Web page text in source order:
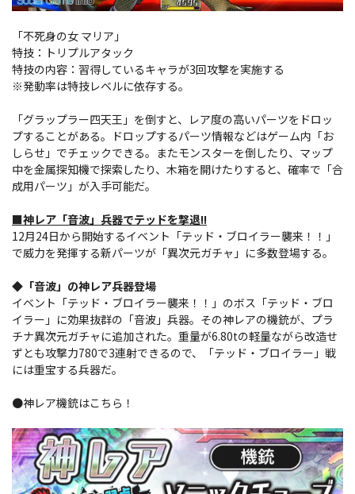
「不死身の女 マリア」
特技：トリプルアタック
特技の内容：習得しているキャラが3回攻撃を実施する
※発動率は特技レベルに依存する。
「グラップラー四天王」を倒すと、レア度の高いパーツをドロッ
プすることがある。ドロップするパーツ情報などはゲーム内「お
しらせ」でチェックできる。またモンスターを倒したり、マップ
中を金属探知機で探索したり、木箱を開けたりすると、確率で「合
成用パーツ」が入手可能だ。
■神レア「音波」兵器でテッドを撃退!!
12月24日から開始するイベント「テッド・ブロイラー襲来！！」
で威力を発揮する新パーツが「異次元ガチャ」に多数登場する。
◆「音波」の神レア兵器登場
イベント「テッド・ブロイラー襲来！！」のボス「テッド・ブロ
イラー」に効果抜群の「音波」兵器。その神レアの機銃が、プラ
チナ異次元ガチャに追加された。重量が6.80tの軽量ながら改造せ
ずとも攻撃力780で3連射できるので、「テッド・ブロイラー」戦
には重宝する兵器だ。
●神レア機銃はこちら！